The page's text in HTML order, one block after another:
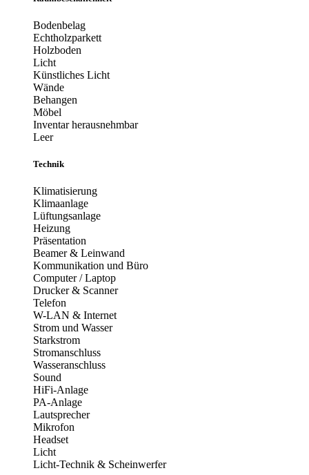
Bodenbelag
Echtholzparkett
Holzboden
Licht
Künstliches Licht
Wände
Behangen
Möbel
Inventar herausnehmbar
Leer
Technik
Klimatisierung
Klimaanlage
Lüftungsanlage
Heizung
Präsentation
Beamer & Leinwand
Kommunikation und Büro
Computer / Laptop
Drucker & Scanner
Telefon
W-LAN & Internet
Strom und Wasser
Starkstrom
Stromanschluss
Wasseranschluss
Sound
HiFi-Anlage
PA-Anlage
Lautsprecher
Mikrofon
Headset
Licht
Licht-Technik & Scheinwerfer